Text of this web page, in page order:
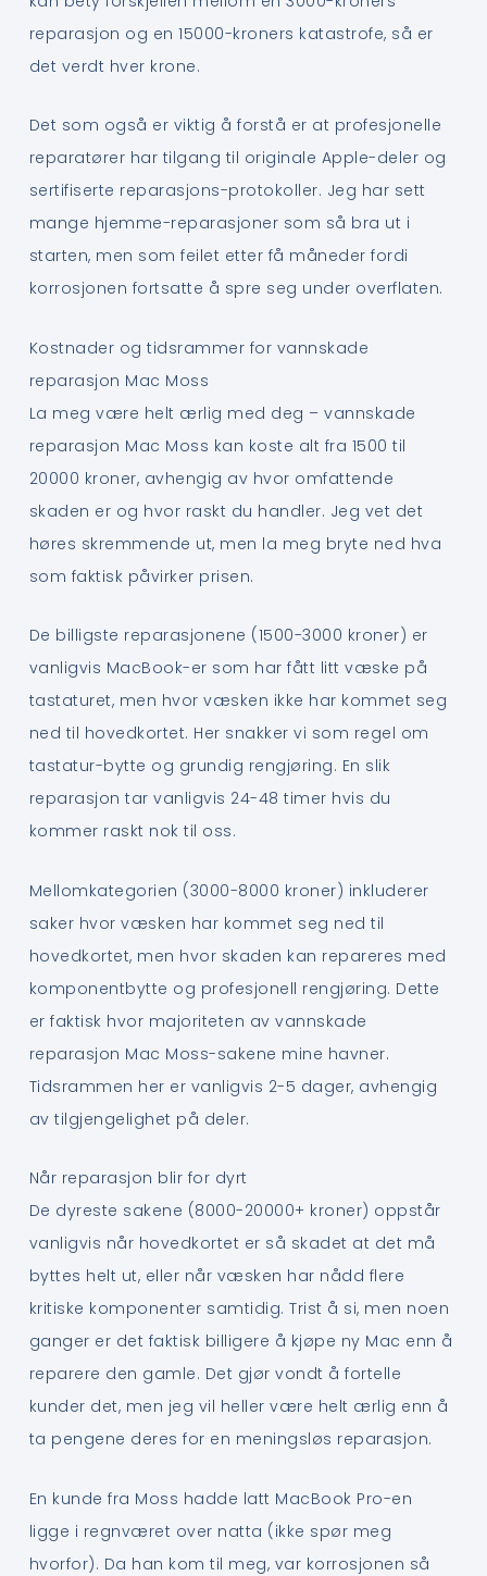
reparasjon og en 15000-kroners katastrofe, så er
det verdt hver krone.
Det som også er viktig å forstå er at profesjonelle
reparatører har tilgang til originale Apple-deler og
sertifiserte reparasjons-protokoller. Jeg har sett
mange hjemme-reparasjoner som så bra ut i
starten, men som feilet etter få måneder fordi
korrosjonen fortsatte å spre seg under overflaten.
Kostnader og tidsrammer for vannskade
reparasjon Mac Moss
La meg være helt ærlig med deg – vannskade
reparasjon Mac Moss kan koste alt fra 1500 til
20000 kroner, avhengig av hvor omfattende
skaden er og hvor raskt du handler. Jeg vet det
høres skremmende ut, men la meg bryte ned hva
som faktisk påvirker prisen.
De billigste reparasjonene (1500-3000 kroner) er
vanligvis MacBook-er som har fått litt væske på
tastaturet, men hvor væsken ikke har kommet seg
ned til hovedkortet. Her snakker vi som regel om
tastatur-bytte og grundig rengjøring. En slik
reparasjon tar vanligvis 24-48 timer hvis du
kommer raskt nok til oss.
Mellomkategorien (3000-8000 kroner) inkluderer
saker hvor væsken har kommet seg ned til
hovedkortet, men hvor skaden kan repareres med
komponentbytte og profesjonell rengjøring. Dette
er faktisk hvor majoriteten av vannskade
reparasjon Mac Moss-sakene mine havner.
Tidsrammen her er vanligvis 2-5 dager, avhengig
av tilgjengelighet på deler.
Når reparasjon blir for dyrt
De dyreste sakene (8000-20000+ kroner) oppstår
vanligvis når hovedkortet er så skadet at det må
byttes helt ut, eller når væsken har nådd flere
kritiske komponenter samtidig. Trist å si, men noen
ganger er det faktisk billigere å kjøpe ny Mac enn å
reparere den gamle. Det gjør vondt å fortelle
kunder det, men jeg vil heller være helt ærlig enn å
ta pengene deres for en meningsløs reparasjon.
En kunde fra Moss hadde latt MacBook Pro-en
ligge i regnværet over natta (ikke spør meg
hvorfor). Da han kom til meg, var korrosjonen så